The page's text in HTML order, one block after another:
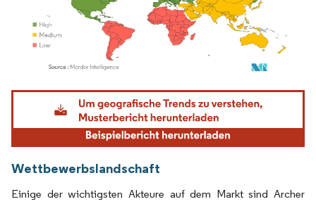
Bild © Mordor Intelligence. Wiederverwendung erfordert Namensnennung gemäß
Wettbewerbslandschaft
Einige der wichtigsten Akteure auf dem Markt sind Archer